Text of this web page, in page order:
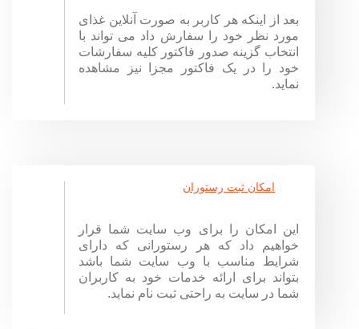
بعد از اینکه هر کاربر به صورت آنلاین غذای
مورد نظر خود را سفارش داد می تواند با
انتخاب گزینه صدور فاکتور کلیه سفارشات
خود را در یک فاکتور مجزا نیز مشاهده
نماید.
امکان ثبت رستوران
این امکان را برای وب سایت شما قرار
خواهیم داد که هر رستورانی که دارای
شرایط مناسب با وب سایت شما باشد
بتواند برای ارائه خدمات خود به کاربران
شما در سایت به راحتی ثبت نام نماید.